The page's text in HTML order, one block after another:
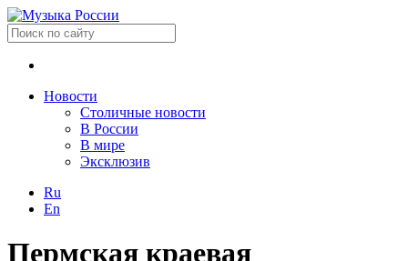
Новости
Столичные новости
В России
В мире
Эксклюзив
Ru
En
Пермская краевая